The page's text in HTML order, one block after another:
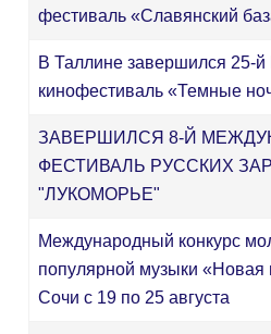
фестиваль «Славянский
В Таллине завершился 25-
кинофестиваль «Темные
ЗАВЕРШИЛСЯ 8-Й
ФЕСТИВАЛЬ РУССКИХ
"ЛУКОМОРЬЕ"
Международный конкурс
популярной музыки
Сочи с 19 по 25 августа